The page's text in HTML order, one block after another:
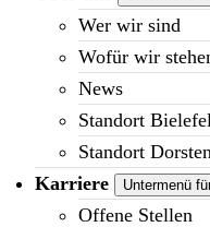
Wer wir sind
Wofür wir
News
Standort
Standort
Karriere
Untermenü
Offene Stellen